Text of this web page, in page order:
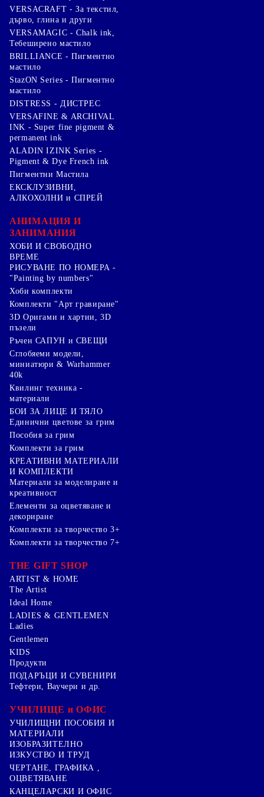
VERSACRAFT - За текстил,
дърво, глина и други
VERSAMAGIC - Chalk ink,
Тебеширено мастило
BRILLIANCE - Пигментно
мастило
StazON Series - Пигментно
мастило
DISTRESS - ДИСТРЕС
VERSAFINE & ARCHIVAL
INK - Super fine pigment &
permanent ink
ALADIN IZINK Series -
Pigment & Dye French ink
Пигментни Мастила
ЕКСКЛУЗИВНИ,
АЛКОХОЛНИ и СПРЕЙ
АНИМАЦИЯ И
ЗАНИМАНИЯ
ХОБИ И СВОБОДНО
ВРЕМЕ
РИСУВАНЕ ПО НОМЕРА -
"Painting by numbers"
Хоби комплекти
Комплекти "Арт гравиране"
3D Оригами и хартии, 3D
пъзели
Ръчен САПУН и СВЕЩИ
Сглобяеми модели,
миниатюри & Warhammer
40k
Квилинг техника -
материали
БОИ ЗА ЛИЦЕ И ТЯЛО
Единични цветове за грим
Пособия за грим
Комплекти за грим
КРЕАТИВНИ МАТЕРИАЛИ
И КОМПЛЕКТИ
Mатериали за моделиране и
креативност
Елементи за оцветяване и
декориране
Комплекти за творчество 3+
Комплекти за творчество 7+
THE GIFT SHOP
ARTIST & HOME
The Artist
Ideal Home
LADIES & GENTLEMEN
Ladies
Gentlemen
KIDS
Продукти
ПОДАРЪЦИ И СУВЕНИРИ
Тефтери, Ваучери и др.
УЧИЛИЩЕ и ОФИС
УЧИЛИЩНИ ПОСОБИЯ И
МАТЕРИАЛИ
ИЗОБРАЗИТЕЛНО
ИЗКУСТВО И ТРУД
ЧЕРТАНЕ, ГРАФИКА ,
ОЦВЕТЯВАНЕ
КАНЦЕЛАРСКИ И ОФИС